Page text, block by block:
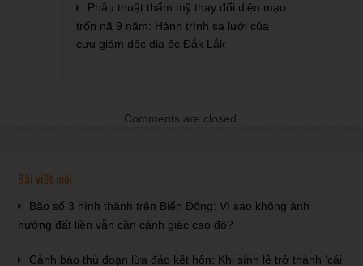
Phẫu thuật thẩm mỹ thay đổi diện mạo
trốn nã 9 năm: Hành trình sa lưới của
cựu giám đốc địa ốc Đắk Lắk
Comments are closed.
Bài viết mới
Bão số 3 hình thành trên Biển Đông: Vì sao không ảnh
hưởng đất liền vẫn cần cảnh giác cao độ?
Cảnh báo thủ đoạn lừa đảo kết hôn: Khi sính lễ trở thành ‘cái